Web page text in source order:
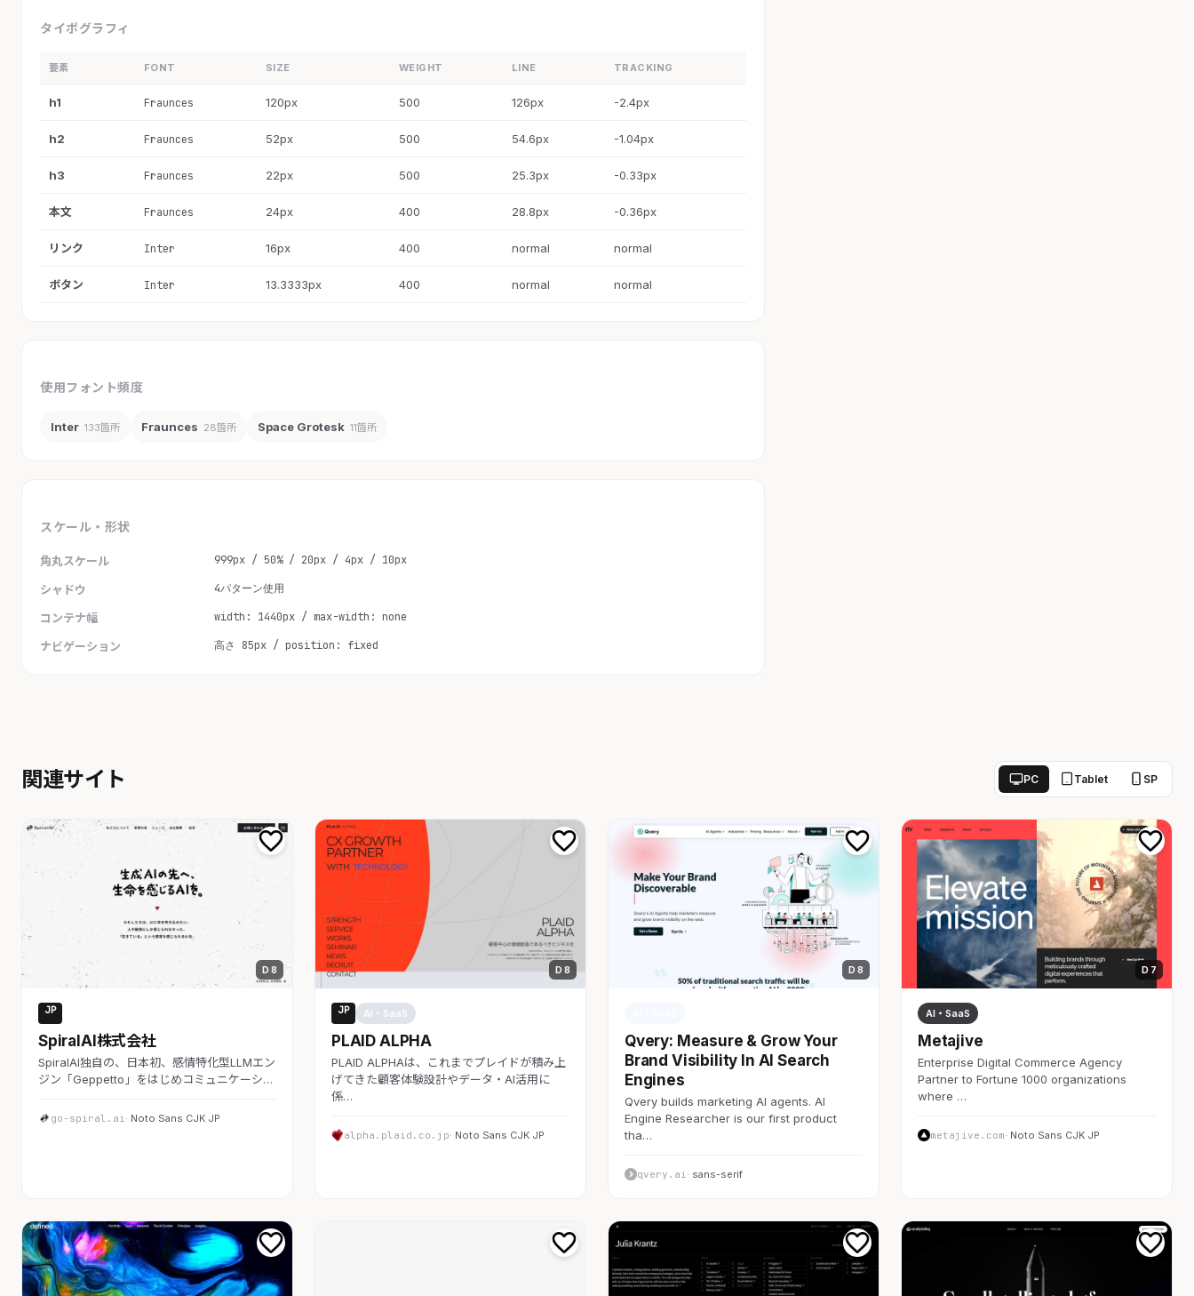
タイポグラフィ
要素 FONT SIZE WEIGHT LINE TRACKING
h1 Fraunces 120px 500 126px -2.4px
h2 Fraunces 52px 500 54.6px -1.04px
h3 Fraunces 22px 500 25.3px -0.33px
本文 Fraunces 24px 400 28.8px -0.36px
リンク Inter 16px 400 normal normal
ボタン Inter 13.3333px 400 normal normal
使用フォント頻度
Inter 133箇所 Fraunces 28箇所 Space Grotesk 11箇所
スケール・形状
角丸スケール 999px / 50% / 20px / 4px / 10px
シャドウ 4パターン使用
コンテナ幅 width: 1440px / max-width: none
ナビゲーション 高さ 85px / position: fixed
関連サイト PC Tablet SP
D 8
JP
SpiralAI株式会社
SpiralAI独自の、日本初、感情特化型LLMエン
ジン「Geppetto」をはじめコミュニケーシ…
go-spiral.ai · Noto Sans CJK JP
D 8
JP AI・SaaS
PLAID ALPHA
PLAID ALPHAは、これまでプレイドが積み上
げてきた顧客体験設計やデータ・AI活用に
係…
alpha.plaid.co.jp· Noto Sans CJK JP
D 8
Qvery: Measure & Grow Your
Brand Visibility In AI Search
Engines
Qvery builds marketing AI agents. AI
Engine Researcher is our first product
tha…
qvery.ai · sans-serif
D 7
AI・SaaS
Metajive
Enterprise Digital Commerce Agency
Partner to Fortune 1000 organizations
where …
metajive.com· Noto Sans CJK JP